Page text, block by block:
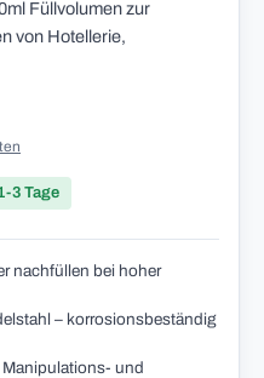
Füllvolumen zur
von Hotellerie,
3 Tage
nachfüllen bei hoher
– korrosionsbeständig
und